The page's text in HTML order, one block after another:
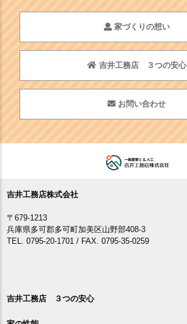
家づくりの想い
吉井工務店 ３つの安心
お問い合わせ
吉井工務店株式会社
〒679-1213
兵庫県多可郡多可町加美区山野部408-3
TEL. 0795-20-1701 / FAX. 0795-35-0259
吉井工務店 ３つの安心